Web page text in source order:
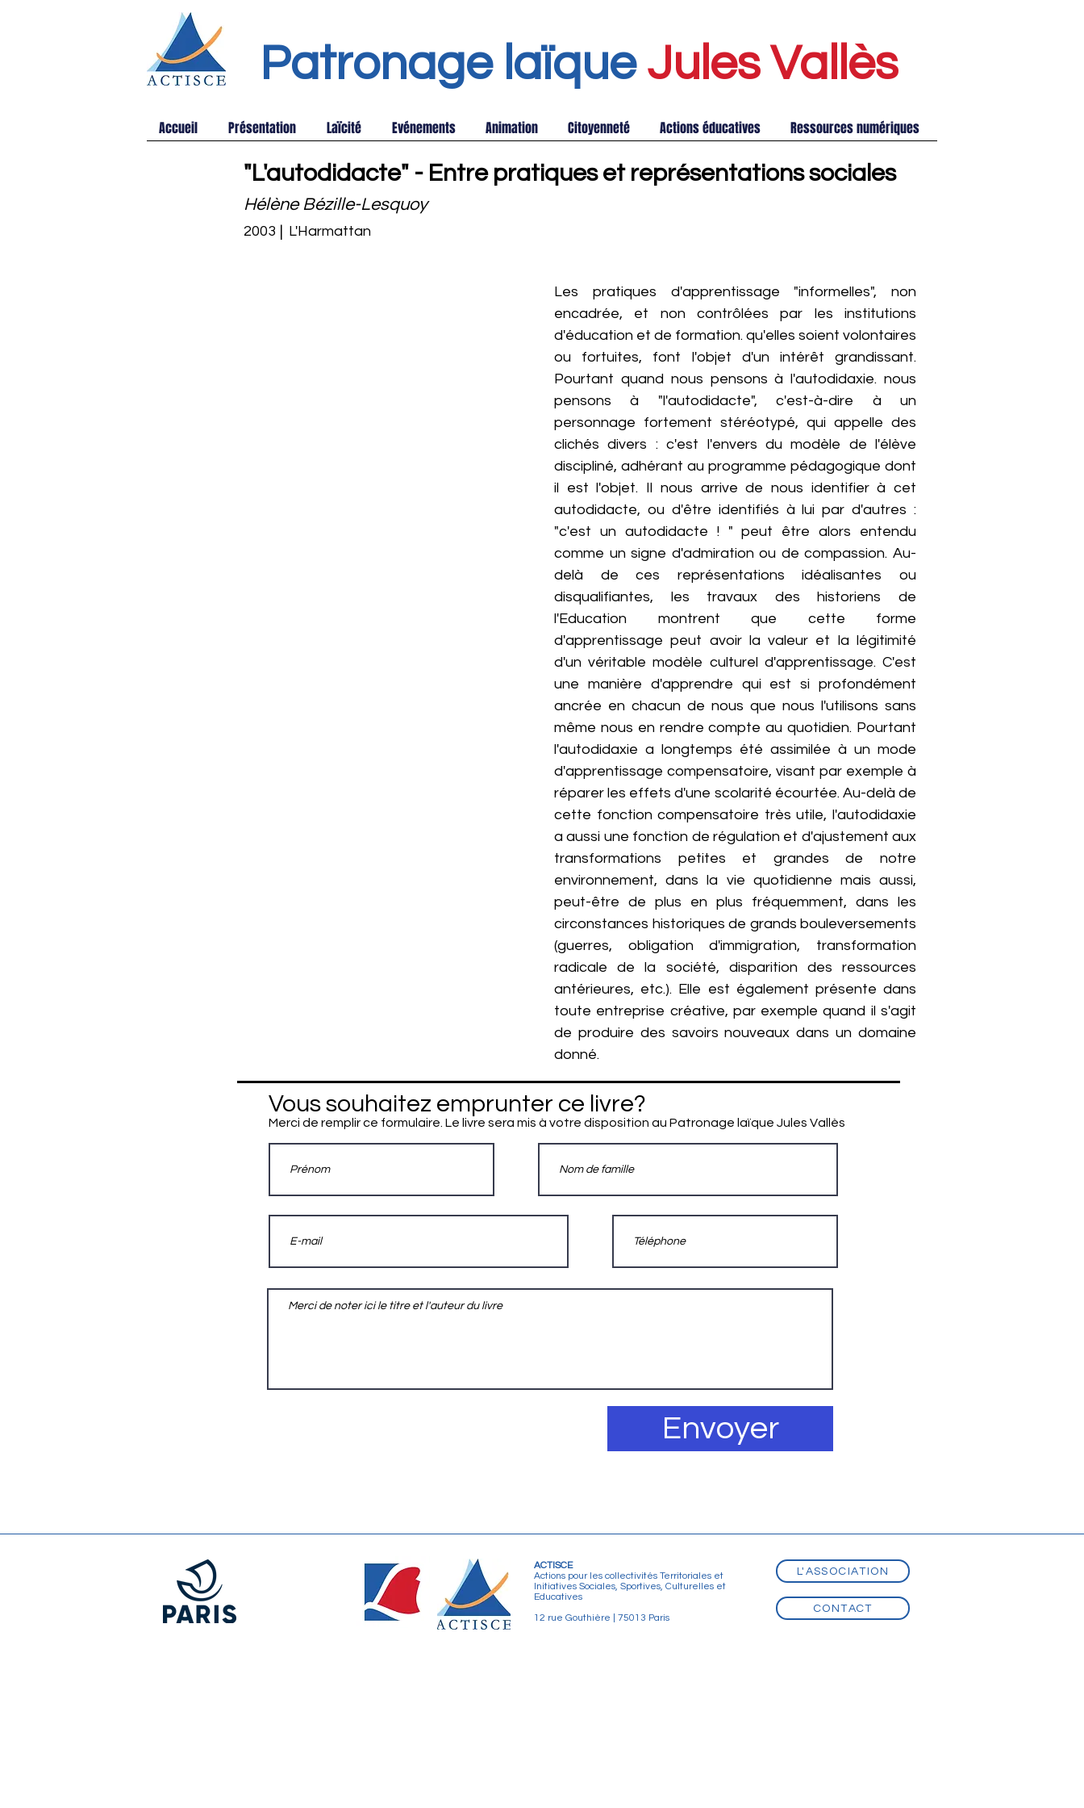
Patronage laïque Jules Vallès
Accueil Présentation Laïcité Evénements Animation Citoyenneté Actions éducatives Ressources numériques
"L'autodidacte" - Entre pratiques et représentations sociales
Hélène Bézille-Lesquoy
2003 L'Harmattan
Les pratiques d'apprentissage "informelles", non
encadrée, et non contrôlées par les institutions
d'éducation et de formation. qu'elles soient volontaires
ou fortuites, font l'objet d'un intérêt grandissant.
Pourtant quand nous pensons à l'autodidaxie. nous
pensons à "l'autodidacte", c'est-à-dire à un
personnage fortement stéréotypé, qui appelle des
clichés divers : c'est l'envers du modèle de l'élève
discipliné, adhérant au programme pédagogique dont
il est l'objet. Il nous arrive de nous identifier à cet
autodidacte, ou d'être identifiés à lui par d'autres :
"c'est un autodidacte ! " peut être alors entendu
comme un signe d'admiration ou de compassion. Au-
delà de ces représentations idéalisantes ou
disqualifiantes, les travaux des historiens de
l'Education montrent que cette forme
d'apprentissage peut avoir la valeur et la légitimité
d'un véritable modèle culturel d'apprentissage. C'est
une manière d'apprendre qui est si profondément
ancrée en chacun de nous que nous l'utilisons sans
même nous en rendre compte au quotidien. Pourtant
l'autodidaxie a longtemps été assimilée à un mode
d'apprentissage compensatoire, visant par exemple à
réparer les effets d'une scolarité écourtée. Au-delà de
cette fonction compensatoire très utile, l'autodidaxie
a aussi une fonction de régulation et d'ajustement aux
transformations petites et grandes de notre
environnement, dans la vie quotidienne mais aussi,
peut-être de plus en plus fréquemment, dans les
circonstances historiques de grands bouleversements
(guerres, obligation d'immigration, transformation
radicale de la société, disparition des ressources
antérieures, etc.). Elle est également présente dans
toute entreprise créative, par exemple quand il s'agit
de produire des savoirs nouveaux dans un domaine
donné.
Vous souhaitez emprunter ce livre?
Merci de remplir ce formulaire. Le livre sera mis à votre disposition au Patronage laïque Jules Vallès
Envoyer
ACTISCE
Actions pour les collectivités Territoriales et
Initiatives Sociales, Sportives, Culturelles et
Educatives
12 rue Gouthière | 75013 Paris
L'ASSOCIATION
CONTACT